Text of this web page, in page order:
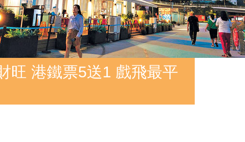
旺 港鐵票5送1 戲飛最平